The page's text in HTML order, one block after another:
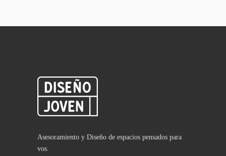
Asesoramiento y Diseño de espacios pensados para
vos.